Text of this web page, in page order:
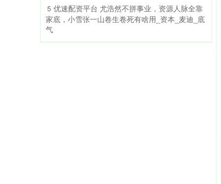
5 ​优速配资平台 尤浩然不拼事业，资源人脉全靠
家底，小雪张一山卷生卷死有啥用_资本_麦迪_底
气